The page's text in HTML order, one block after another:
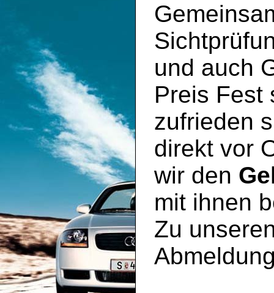
und auch
Preis Fest
zufrieden
direkt vor
wir den
mit ihnen
Zu